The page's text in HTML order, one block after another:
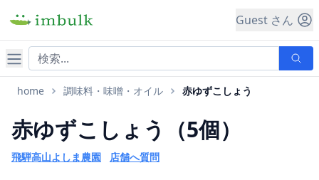
Guest さん
ナビゲーション
home 調味料・味噌・オイル 赤ゆずこしょう
赤ゆずこしょう（5個）
飛騨高山よしま農園 店舗へ質問